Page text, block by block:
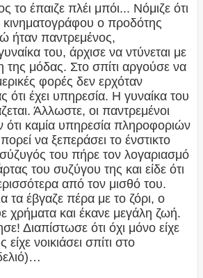
το έπαιζε πλέι μπόι... Νόμιζε ότι
κινηματογράφου ο προδότης
ήταν παντρεμένος,
του, άρχισε να ντύνεται με
της μόδας. Στο σπίτι αργούσε να
φορές δεν ερχόταν
ότι έχει υπηρεσία. Η γυναίκα του
Άλλωστε, οι παντρεμένοι
ότι καμία υπηρεσία πληροφοριών
να ξεπεράσει το ένστικτο
του πήρε τον λογαριασμό
του συζύγου της και είδε ότι
από τον μισθό του.
τα έβγαζε πέρα με το ζόρι, ο
χρήματα και έκανε μεγάλη ζωή.
Διαπίστωσε ότι όχι μόνο είχε
νοικιάσει σπίτι στο